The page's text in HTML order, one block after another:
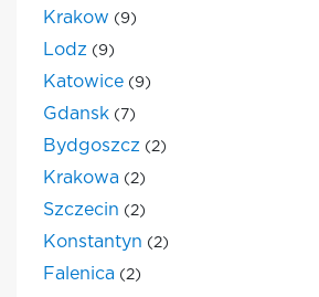
Krakow (9)
Lodz (9)
Katowice (9)
Gdansk (7)
Bydgoszcz (2)
Krakowa (2)
Szczecin (2)
Konstantyn (2)
Falenica (2)